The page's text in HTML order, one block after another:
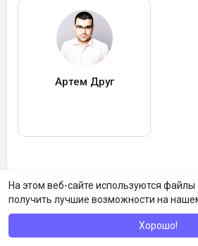
На этом веб-сайте используются
получить лучшие возможности на
Хорошо!
Артем Друг